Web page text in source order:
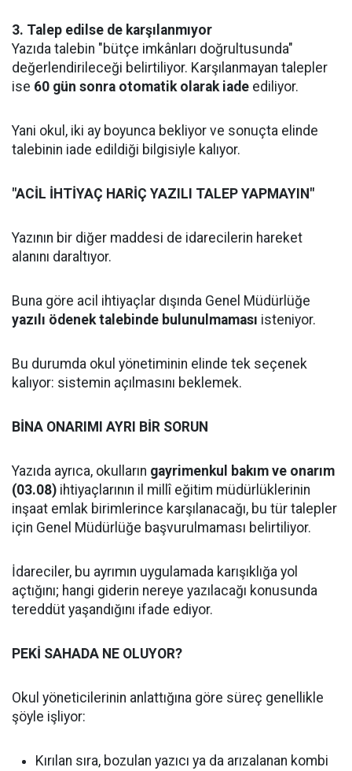
3. Talep edilse de karşılanmıyor
Yazıda talebin "bütçe imkânları doğrultusunda"
değerlendirileceği belirtiliyor. Karşılanmayan talepler
ise 60 gün sonra otomatik olarak iade ediliyor.
Yani okul, iki ay boyunca bekliyor ve sonuçta elinde
talebinin iade edildiği bilgisiyle kalıyor.
"ACİL İHTİYAÇ HARİÇ YAZILI TALEP YAPMAYIN"
Yazının bir diğer maddesi de idarecilerin hareket
alanını daraltıyor.
Buna göre acil ihtiyaçlar dışında Genel Müdürlüğe
yazılı ödenek talebinde bulunulmaması isteniyor.
Bu durumda okul yönetiminin elinde tek seçenek
kalıyor: sistemin açılmasını beklemek.
BİNA ONARIMI AYRI BİR SORUN
Yazıda ayrıca, okulların gayrimenkul bakım ve onarım
(03.08) ihtiyaçlarının il millî eğitim müdürlüklerinin
inşaat emlak birimlerince karşılanacağı, bu tür talepler
için Genel Müdürlüğe başvurulmaması belirtiliyor.
İdareciler, bu ayrımın uygulamada karışıklığa yol
açtığını; hangi giderin nereye yazılacağı konusunda
tereddüt yaşandığını ifade ediyor.
PEKİ SAHADA NE OLUYOR?
Okul yöneticilerinin anlattığına göre süreç genellikle
şöyle işliyor:
Kırılan sıra, bozulan yazıcı ya da arızalanan kombi